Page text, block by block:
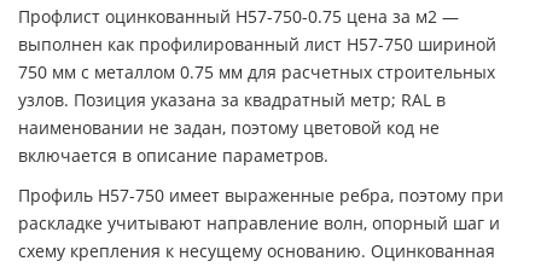
Профлист оцинкованный H57-750-0.75 цена за м2 —
выполнен как профилированный лист H57-750 шириной
750 мм с металлом 0.75 мм для расчетных строительных
узлов. Позиция указана за квадратный метр; RAL в
наименовании не задан, поэтому цветовой код не
включается в описание параметров.
Профиль H57-750 имеет выраженные ребра, поэтому при
раскладке учитывают направление волн, опорный шаг и
схему крепления к несущему основанию. Оцинкованная